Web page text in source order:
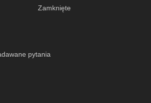
Zamknięte
pytania